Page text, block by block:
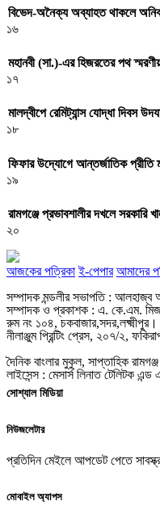
বিভেদ-অনৈক্য অব্যাহত থাকলে
১৬
মহানবী (সা.)-এর হিজরতের পথ
১৭
মালদ্বীপে রেমিট্যান্স যোদ্ধা দিবস
১৮
ফিফার উদ্যোগে আন্তর্জাতিক প্রীতি
১৯
রামগঞ্জে প্রভাবশালীর দখলে
২০
আজকের পত্রিকা ই-পেপার আমাদের
সম্পাদক মন্ডলীর সভাপতি : আলহাজ্ব
সম্পাদক ও প্রকাশক : এ. কে.এম.
রুম নং ১০৪,
নীলাঞ্জুম প্রিন্টিং প্রেস, ২০৭/২,
দৈনিক বাংলার মুকুল, সাপ্তাহিক
লাইসেন্স : মেসার্স লিনাত টেলিটক
সোশ্যাল মিডিয়া
নিউজলেটার
প্রতিদিন মেইলে আপডেট পেতে
মোবাইল অ্যাপস